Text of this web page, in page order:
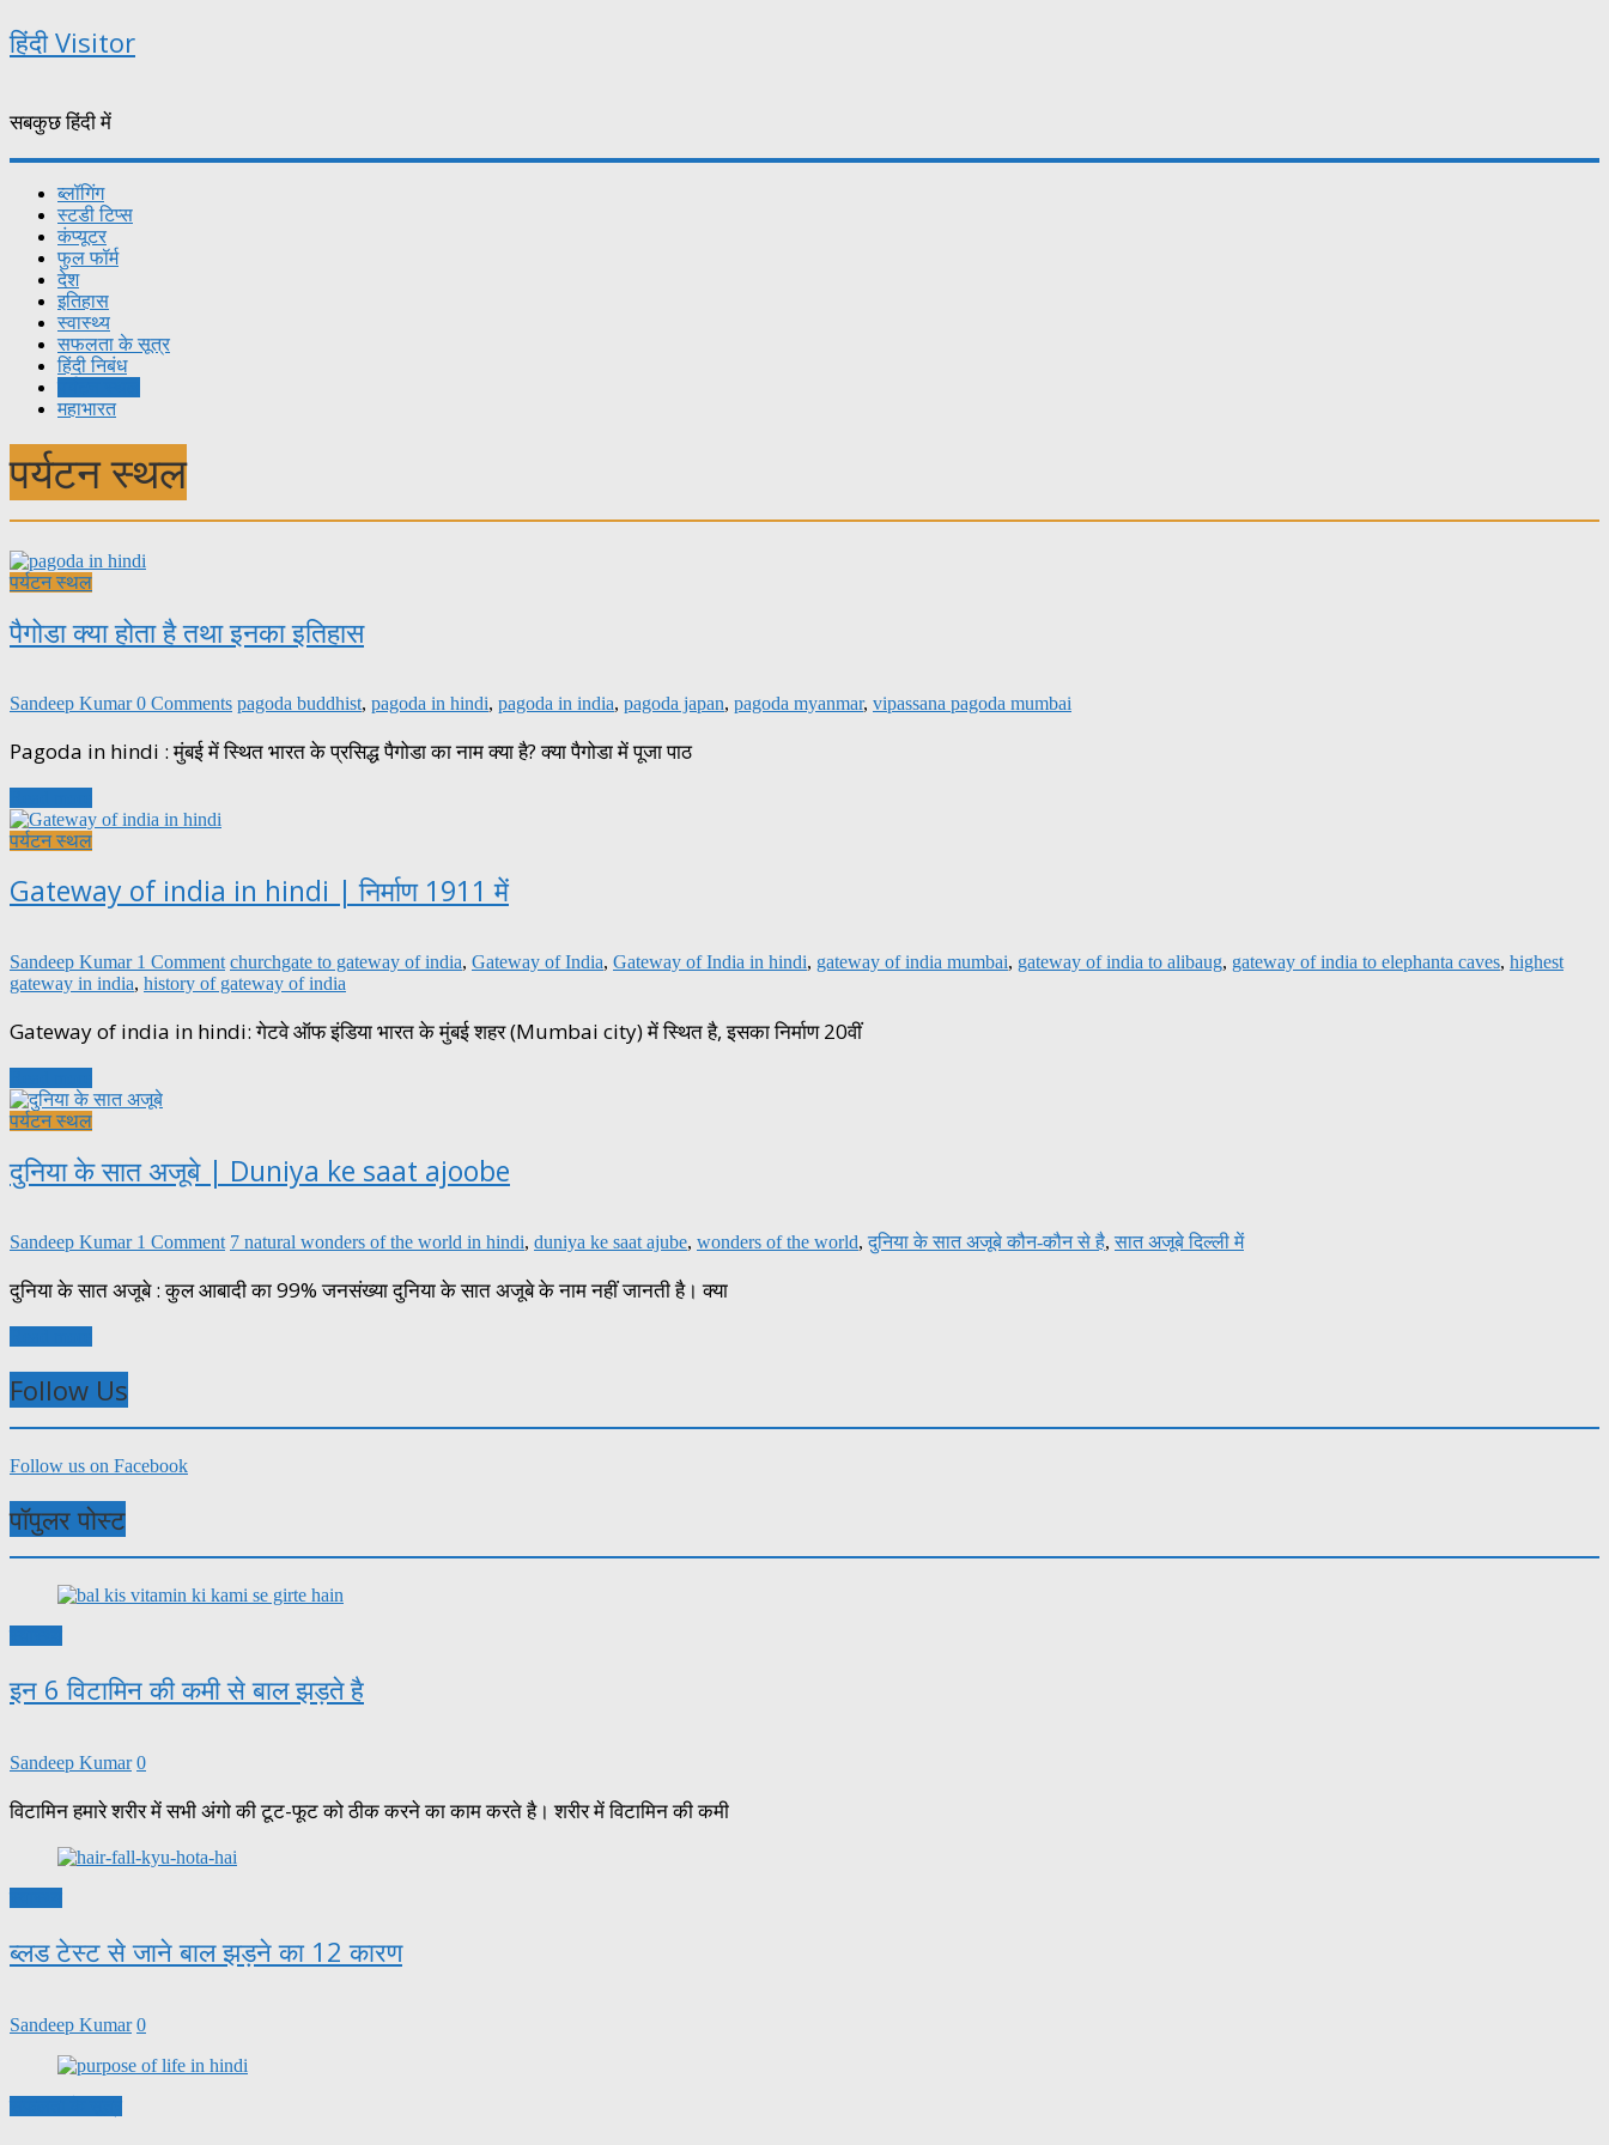
हिंदी Visitor
सबकुछ हिंदी में
ब्लॉगिंग
स्टडी टिप्स
कंप्यूटर
फुल फॉर्म
देश
इतिहास
स्वास्थ्य
सफलता के सूत्र
हिंदी निबंध
महाभारत
पर्यटन स्थल
पर्यटन स्थल
पैगोडा क्या होता है तथा इनका इतिहास
Sandeep Kumar0 Comments pagoda buddhist, pagoda in hindi, pagoda in india, pagoda japan, pagoda myanmar, vipassana pagoda mumbai
Pagoda in hindi : मुंबई में स्थित भारत के प्रसिद्ध पैगोडा का नाम क्या है? क्या पैगोडा में पूजा पाठ
पर्यटन स्थल
Gateway of india in hindi | निर्माण 1911 में
Sandeep Kumar 1 Comment churchgate to gateway of india, Gateway of India, Gateway of India in hindi, gateway of india mumbai, gateway of india to alibaug, gateway of india to elephanta caves, highest
gateway in india, history of gateway of india
Gateway of india in hindi: गेटवे ऑफ इंडिया भारत के मुंबई शहर (Mumbai city) में स्थित है, इसका निर्माण 20वीं
पर्यटन स्थल
दुनिया के सात अजूबे | Duniya ke saat ajoobe
Sandeep Kumar 1 Comment 7 natural wonders of the world in hindi, duniya ke saat ajube, wonders of the world,दुनिया के सात अजूबे कौन-कौन से है,सात अजूबे दिल्ली में
दुनिया के सात अजूबे : कुल आबादी का 99% जनसंख्या दुनिया के सात अजूबे के नाम नहीं जानती है। क्या
Follow Us
Follow us on Facebook
पॉपुलर पोस्ट
इन 6 विटामिन की कमी से बाल झड़ते है
Sandeep Kumar 0
विटामिन हमारे शरीर में सभी अंगो की टूट-फूट को ठीक करने का काम करते है। शरीर में विटामिन की कमी
ब्लड टेस्ट से जाने बाल झड़ने का 12 कारण
Sandeep Kumar 0